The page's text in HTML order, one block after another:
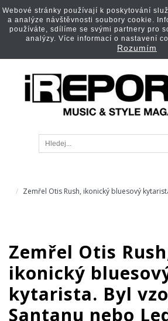
Zemřel Otis Rush, ikonický bluesový
Zemřel Otis
ikonický
kytarista. Byl
Santanu nebo
Webové stránky používají k poskytování
a analýze návštěvnosti soubory cookie.
používáte, sdílíme se svými partnery pro
analýzy. Více informací o nastavení
Rozumím